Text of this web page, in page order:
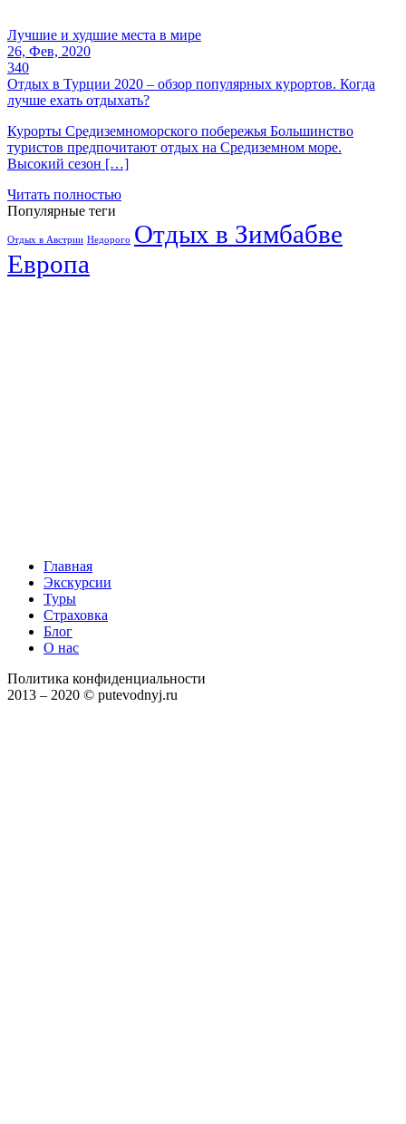
Лучшие и худшие места в мире
26, Фев, 2020
340
Отдых в Турции 2020 – обзор популярных курортов. Когда
лучше ехать отдыхать?
Курорты Средиземноморского побережья Большинство
туристов предпочитают отдых на Средиземном море.
Высокий сезон […]
Читать полностью
Популярные теги
Отдых в Австрии Недорого Отдых в Зимбабве
Европа
Главная
Экскурсии
Туры
Страховка
Блог
О нас
Политика конфиденциальности
2013 – 2020 © putevodnyj.ru